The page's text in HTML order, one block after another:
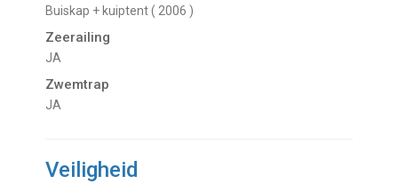
Buiskap + kuiptent ( 2006 )
Zeerailing
JA
Zwemtrap
JA
Veiligheid